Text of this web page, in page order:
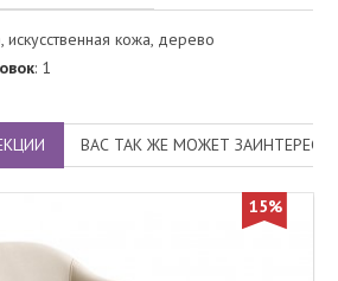
искусственная кожа, дерево
: 1
ВАС ТАК ЖЕ МОЖЕТ
15%